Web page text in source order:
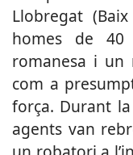
Llobregat
homes de
romanesa i un
com a
força. Durant
agents van